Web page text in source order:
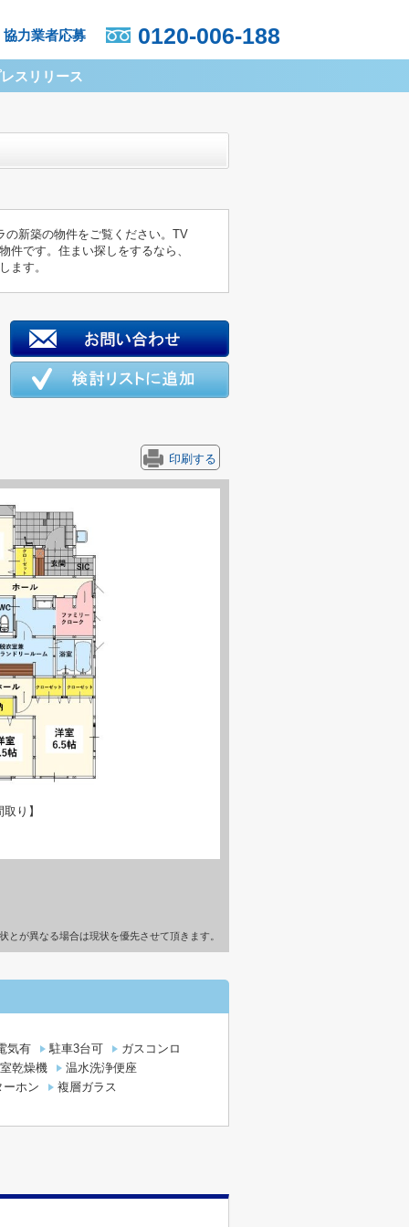
協力業者応募 0120-006-188
スリリース
の新築の物件をご覧ください。TV
です。住まい探しをするなら、
ます。
印刷する
り】
とが異なる場合は現状を優先させて頂きます。
気有 駐車3台可
ガスコンロ
乾燥機
温水洗浄便座
ーホン
複層ガラス